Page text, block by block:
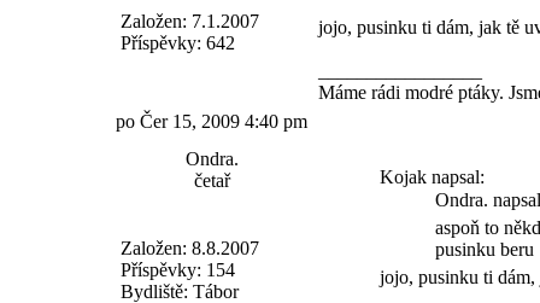
Založen: 7.1.2007
Příspěvky: 642
jojo, pusinku ti dám, jak tě
Máme rádi modré ptáky.
po Čer 15, 2009 4:40 pm
Ondra.
četař
Založen: 8.8.2007
Příspěvky: 154
Bydliště: Tábor
Kojak napsal:
Ondra.
aspoň to
pusinku beru
jojo, pusinku ti